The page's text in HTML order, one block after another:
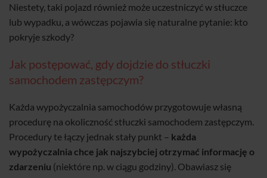
Niestety, taki pojazd również może uczestniczyć w stłuczce
lub wypadku, a wówczas pojawia się naturalne pytanie: kto
pokryje szkody?
Jak postępować, gdy dojdzie do stłuczki
samochodem zastępczym?
Każda wypożyczalnia samochodów przygotowuje własną
procedurę na okoliczność stłuczki samochodem zastępczym.
Procedury te łączy jednak stały punkt – każda
wypożyczalnia chce jak najszybciej otrzymać informację o
zdarzeniu (niektóre np. w ciągu godziny). Obawiasz się